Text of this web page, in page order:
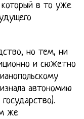
который в то уже
но тем, ни
и сюжетно
автономию
же